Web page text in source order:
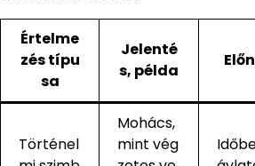
Értelme
zés típu
sa
Jelenté
s, példa
Történel
Mohács,
mint vég